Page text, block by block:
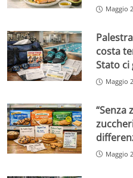
Maggio
costa
Stato ci
Maggio
“Senza
Maggio